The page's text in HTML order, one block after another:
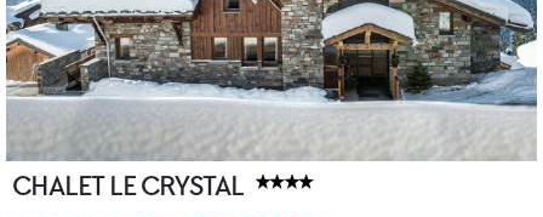
CHALET LE CRYSTAL